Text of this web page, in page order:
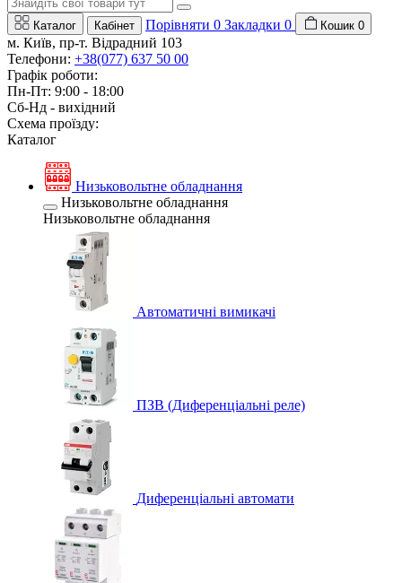
Каталог Кабінет Порівняти 0 Закладки 0 Кошик 0
м. Київ, пр-т. Відрадний 103
Телефони: +38(077) 637 50 00
Графік роботи:
Пн-Пт: 9:00 - 18:00
Сб-Нд - вихідний
Схема проїзду:
Каталог
Низьковольтне обладнання
Низьковольтне обладнання
Низьковольтне обладнання
Автоматичні вимикачі
ПЗВ (Диференціальні реле)
Диференціальні автомати